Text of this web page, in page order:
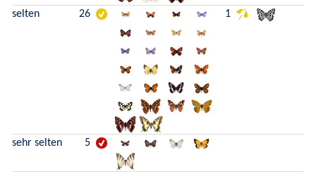
selten 26 1
sehr selten 5